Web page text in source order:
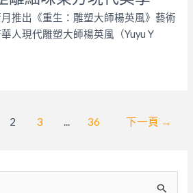
推出《重生：雕塑大師楊英風》藝術
人現代雕塑大師楊英風（Yuyu Y
2 3 ... 36 下一頁 →